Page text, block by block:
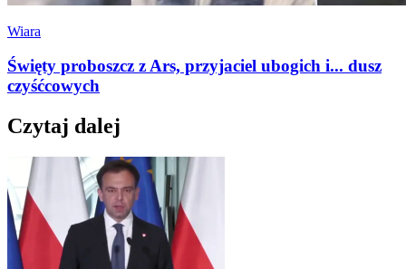
Wiara
Święty proboszcz z Ars, przyjaciel ubogich i... dusz
czyśćcowych
Czytaj dalej